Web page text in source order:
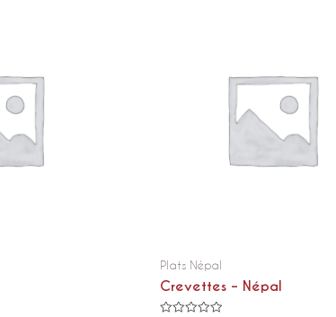
Plats Népal
Crevettes – Népal